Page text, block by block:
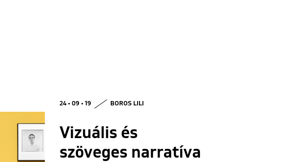
24 • 09 • 19 BOROS LILI
Vizuális és
szöveges narratíva